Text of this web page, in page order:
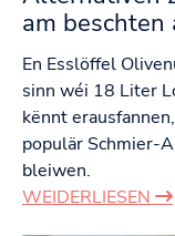
am beschten
En Esslöffel
sinn wéi 18 Liter
kënnt
populär Schmier-
bleiwen.
WEIDERLIESEN